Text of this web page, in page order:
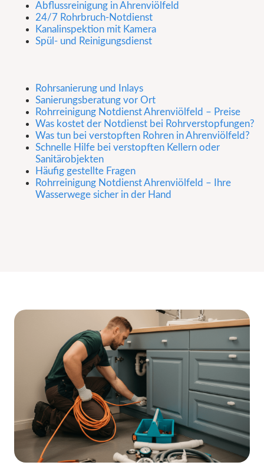
Abflussreinigung in Ahrenviölfeld
24/7 Rohrbruch-Notdienst
Kanalinspektion mit Kamera
Spül- und Reinigungsdienst
Rohrsanierung und Inlays
Sanierungsberatung vor Ort
Rohrreinigung Notdienst Ahrenviölfeld – Preise
Was kostet der Notdienst bei Rohrverstopfungen?
Was tun bei verstopften Rohren in Ahrenviölfeld?
Schnelle Hilfe bei verstopften Kellern oder
Sanitärobjekten
Häufig gestellte Fragen
Rohrreinigung Notdienst Ahrenviölfeld – Ihre
Wasserwege sicher in der Hand